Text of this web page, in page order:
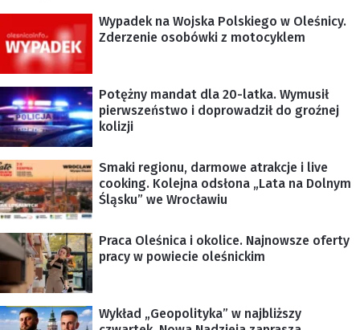
Wypadek na Wojska Polskiego w Oleśnicy.
Zderzenie osobówki z motocyklem
Potężny mandat dla 20-latka. Wymusił
pierwszeństwo i doprowadził do groźnej
kolizji
Smaki regionu, darmowe atrakcje i live
cooking. Kolejna odsłona „Lata na Dolnym
Śląsku” we Wrocławiu
Praca Oleśnica i okolice. Najnowsze oferty
pracy w powiecie oleśnickim
Wykład „Geopolityka” w najbliższy